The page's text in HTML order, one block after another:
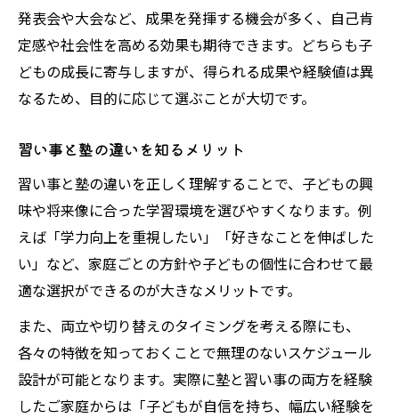
発表会や大会など、成果を発揮する機会が多く、自己肯
定感や社会性を高める効果も期待できます。どちらも子
どもの成長に寄与しますが、得られる成果や経験値は異
なるため、目的に応じて選ぶことが大切です。
習い事と塾の違いを知るメリット
習い事と塾の違いを正しく理解することで、子どもの興
味や将来像に合った学習環境を選びやすくなります。例
えば「学力向上を重視したい」「好きなことを伸ばした
い」など、家庭ごとの方針や子どもの個性に合わせて最
適な選択ができるのが大きなメリットです。
また、両立や切り替えのタイミングを考える際にも、
各々の特徴を知っておくことで無理のないスケジュール
設計が可能となります。実際に塾と習い事の両方を経験
したご家庭からは「子どもが自信を持ち、幅広い経験を